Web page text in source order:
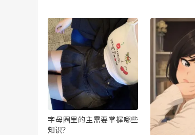
字母圈里的主需要掌握哪些
知识？